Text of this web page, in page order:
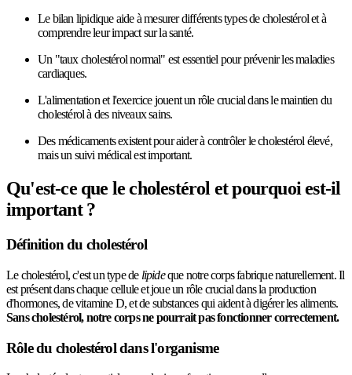
Le bilan lipidique aide à mesurer différents types de cholestérol et à
comprendre leur impact sur la santé.
Un "taux cholestérol normal" est essentiel pour prévenir les maladies
cardiaques.
L'alimentation et l'exercice jouent un rôle crucial dans le maintien du
cholestérol à des niveaux sains.
Des médicaments existent pour aider à contrôler le cholestérol élevé,
mais un suivi médical est important.
Qu'est-ce que le cholestérol et pourquoi est-il
important ?
Définition du cholestérol
Le cholestérol, c'est un type de lipideque notre corps fabrique naturellement. Il
est présent dans chaque cellule et joue un rôle crucial dans la production
d'hormones, de vitamine D, et de substances qui aident à digérer les aliments.
Sans cholestérol, notre corps ne pourrait pas fonctionner correctement.
Rôle du cholestérol dans l'organisme